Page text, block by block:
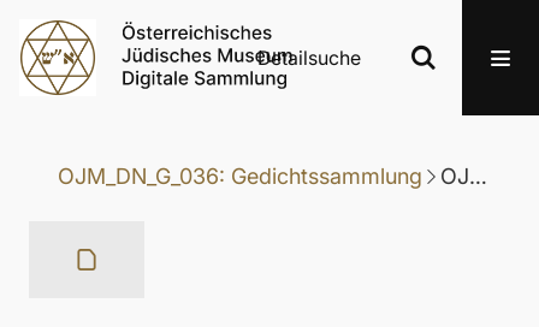
Detailsuche
OJM_DN_G_036: Gedichtssammlung OJM_DN_G_036-034: Gedicht